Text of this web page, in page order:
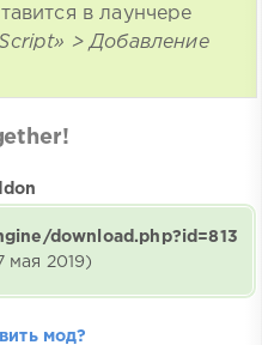
в лаунчере
> Добавление
download.php?id=813
мая 2019)
мод?